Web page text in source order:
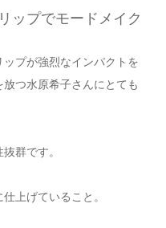
ップでモードメイク
プが強烈なインパクトを
つ水原希子さんにとても
群です。
上げていること。